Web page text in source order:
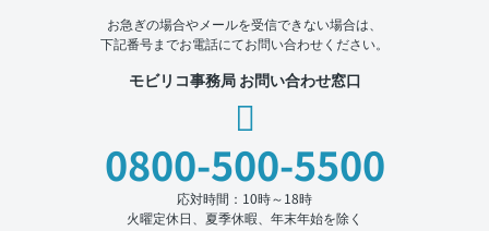
お急ぎの場合やメールを受信できない場合は、
下記番号までお電話にてお問い合わせください。
モビリコ事務局 お問い合わせ窓口
0800-500-5500
応対時間：10時～18時
火曜定休日、夏季休暇、年末年始を除く